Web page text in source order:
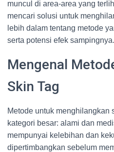
muncul di area-area yang
mencari solusi untuk
lebih dalam tentang metode
serta potensi efek sampingnya.
Mengenal
Skin Tag
Metode untuk menghilangkan
kategori besar: alami dan
mempunyai kelebihan dan
dipertimbangkan sebelum